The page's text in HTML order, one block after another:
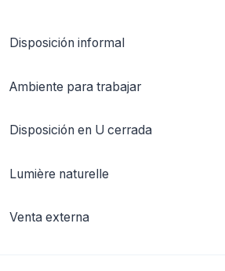
Disposición informal
Ambiente para trabajar
Disposición en U cerrada
Lumière naturelle
Venta externa